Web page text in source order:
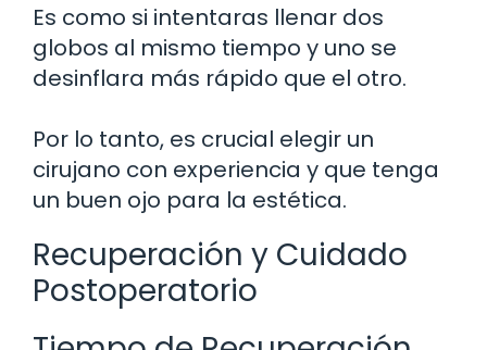
Es como si intentaras llenar dos
globos al mismo tiempo y uno se
desinflara más rápido que el otro.
Por lo tanto, es crucial elegir un
cirujano con experiencia y que tenga
un buen ojo para la estética.
Recuperación y Cuidado
Postoperatorio